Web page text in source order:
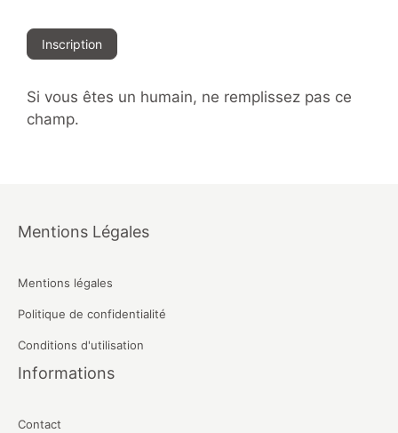
Inscription
Si vous êtes un humain, ne remplissez pas ce
champ.
Mentions Légales
Mentions légales
Politique de confidentialité
Conditions d'utilisation
Informations
Contact